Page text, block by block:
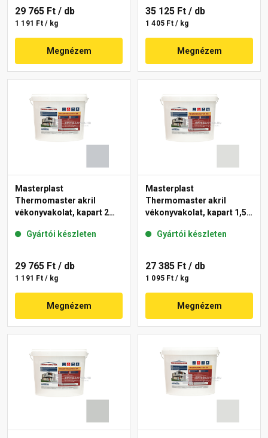
29 765 Ft / db
1 191 Ft / kg
Megnézem
35 125 Ft / db
1 405 Ft / kg
Megnézem
Masterplast
Thermomaster akril
vékonyvakolat, kapart 2
Gyártói készleten
29 765 Ft / db
1 191 Ft / kg
Megnézem
Masterplast
Thermomaster akril
vékonyvakolat, kapart 1,5
Gyártói készleten
27 385 Ft / db
1 095 Ft / kg
Megnézem